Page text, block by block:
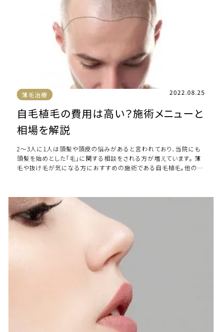
薄毛治療 2022.08.25
自毛植毛の費用は高い？施術メニューと
相場を解説
2〜3人に1人は頭髪や頭皮の悩みがあると言われており、当院にも
頭髪を始めとした「毛」に関する相談をされる方が増えています。 薄
毛や抜け毛が気になる方におすすめの施術である自毛植毛。他の薄